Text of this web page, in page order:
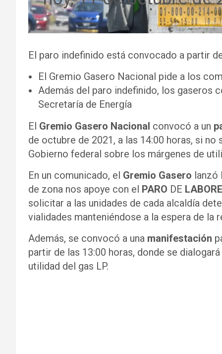
El paro indefinido está convocado a partir
El Gremio Gasero Nacional pide a los
Además del paro indefinido, los gaseros
Secretaría de Energía
El Gremio Gasero Nacional convocó a un
de octubre de 2021, a las 14:00 horas, si
Gobierno federal sobre los márgenes de
En un comunicado, el Gremio Gasero lanzó
de zona nos apoye con el PARO DE
solicitar a las unidades de cada alcaldía
vialidades manteniéndose a la espera de la
Además, se convocó a una manifestación
partir de las 13:00 horas, donde se
utilidad del gas LP.